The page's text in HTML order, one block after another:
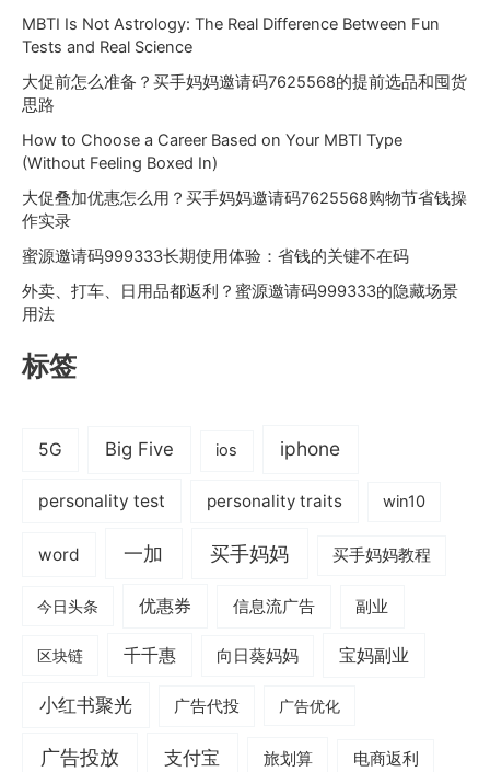
MBTI Is Not Astrology: The Real Difference Between Fun
Tests and Real Science
大促前怎么准备？买手妈妈邀请码7625568的提前选品和囤货
思路
How to Choose a Career Based on Your MBTI Type
(Without Feeling Boxed In)
大促叠加优惠怎么用？买手妈妈邀请码7625568购物节省钱操
作实录
蜜源邀请码999333长期使用体验：省钱的关键不在码
外卖、打车、日用品都返利？蜜源邀请码999333的隐藏场景
用法
标签
5G Big Five ios iphone
personality test personality traits win10
word 一加 买手妈妈 买手妈妈教程
今日头条 优惠券 信息流广告 副业
区块链 千千惠 向日葵妈妈 宝妈副业
小红书聚光 广告代投 广告优化
广告投放 支付宝 旅划算 电商返利